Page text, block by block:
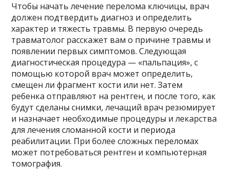
Чтобы начать лечение перелома ключицы, врач
должен подтвердить диагноз и определить
характер и тяжесть травмы. В первую очередь
травматолог расскажет вам о причине травмы и
появлении первых симптомов. Следующая
диагностическая процедура — «пальпация», с
помощью которой врач может определить,
смещен ли фрагмент кости или нет. Затем
ребенка отправляют на рентген, и после того, как
будут сделаны снимки, лечащий врач резюмирует
и назначает необходимые процедуры и лекарства
для лечения сломанной кости и периода
реабилитации. При более сложных переломах
может потребоваться рентген и компьютерная
томография.